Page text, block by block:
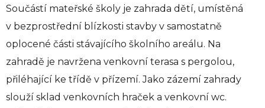
Součástí mateřské školy je zahrada dětí, umístěná
v bezprostřední blízkosti stavby v samostatně
oplocené části stávajícího školního areálu. Na
zahradě je navržena venkovní terasa s pergolou,
přiléhající ke třídě v přízemí. Jako zázemí zahrady
slouží sklad venkovních hraček a venkovní wc.